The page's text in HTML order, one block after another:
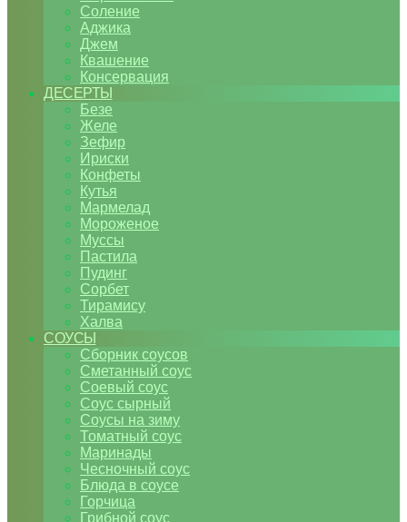
Соление
Аджика
Джем
Квашение
Консервация
ДЕСЕРТЫ
Безе
Желе
Зефир
Ириски
Конфеты
Кутья
Мармелад
Мороженое
Муссы
Пастила
Пудинг
Сорбет
Тирамису
Халва
СОУСЫ
Сборник соусов
Сметанный соус
Соевый соус
Соус сырный
Соусы на зиму
Томатный соус
Маринады
Чесночный соус
Блюда в соусе
Горчица
Грибной соус